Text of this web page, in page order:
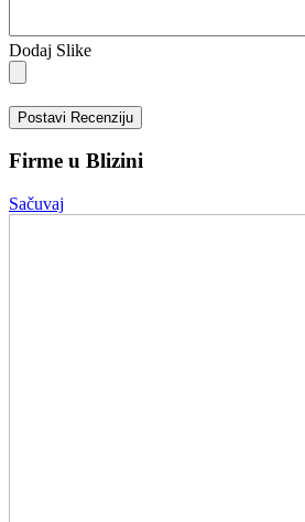
Dodaj Slike
Postavi Recenziju
Firme u Blizini
Sačuvaj